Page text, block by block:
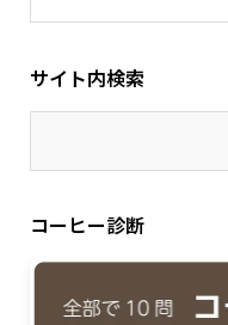
サイト内検索
コーヒー診断